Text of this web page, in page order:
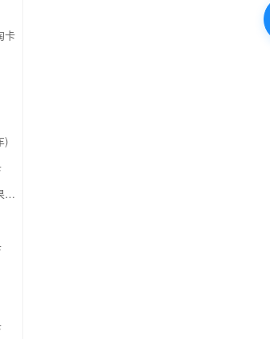
卡
)
中石化加油卡兑换华润苏果卡(苏果超市卡)（维护 请暂停提交）